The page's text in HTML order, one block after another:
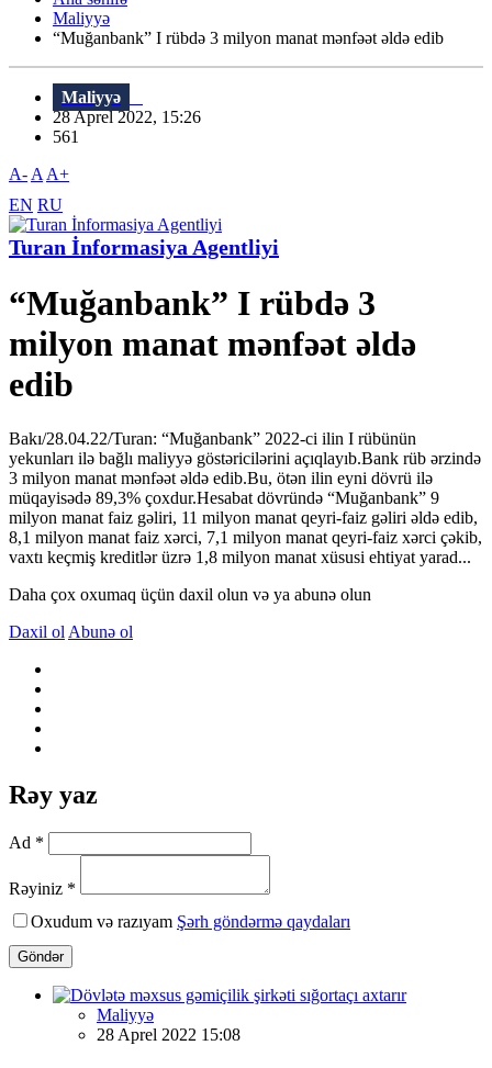
Maliyyə
“Muğanbank” I rübdə 3 milyon manat mənfəət əldə edib
Maliyyə
28 Aprel 2022, 15:26
561
A- A A+
EN RU
Turan İnformasiya Agentliyi
“Muğanbank” I rübdə 3
milyon manat mənfəət əldə
edib
Bakı/28.04.22/Turan: “Muğanbank” 2022-ci ilin I rübünün
yekunları ilə bağlı maliyyə göstəricilərini açıqlayıb.Bank rüb ərzində
3 milyon manat mənfəət əldə edib.Bu, ötən ilin eyni dövrü ilə
müqayisədə 89,3% çoxdur.Hesabat dövründə “Muğanbank” 9
milyon manat faiz gəliri, 11 milyon manat qeyri-faiz gəliri əldə edib,
8,1 milyon manat faiz xərci, 7,1 milyon manat qeyri-faiz xərci çəkib,
vaxtı keçmiş kreditlər üzrə 1,8 milyon manat xüsusi ehtiyat yarad...
Daha çox oxumaq üçün daxil olun və ya abunə olun
Daxil ol Abunə ol
Rəy yaz
Ad *
Rəyiniz *
Oxudum və razıyam Şərh göndərmə qaydaları
Göndər
Maliyyə
28 Aprel 2022 15:08